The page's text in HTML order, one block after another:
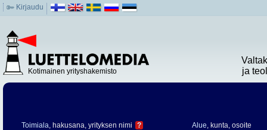
Kirjaudu
Kotimainen yrityshakemisto
ja
Toimiala, hakusana, yrityksen nimi ? Alue, kunta, osoite